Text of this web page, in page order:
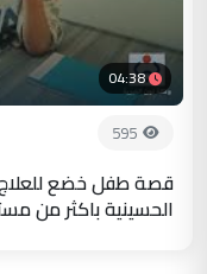
04:38
595
قصة طفل خضع للعلاج
الحسينية باكثر من